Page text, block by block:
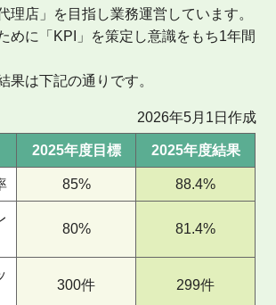
理店」を目指し業務運営しています。
めに「KPI」を策定し意識をもち1年間
果は下記の通りです。
2026年5月1日作成
2025年度目標 2025年度結果
85% 88.4%
80% 81.4%
300件 299件